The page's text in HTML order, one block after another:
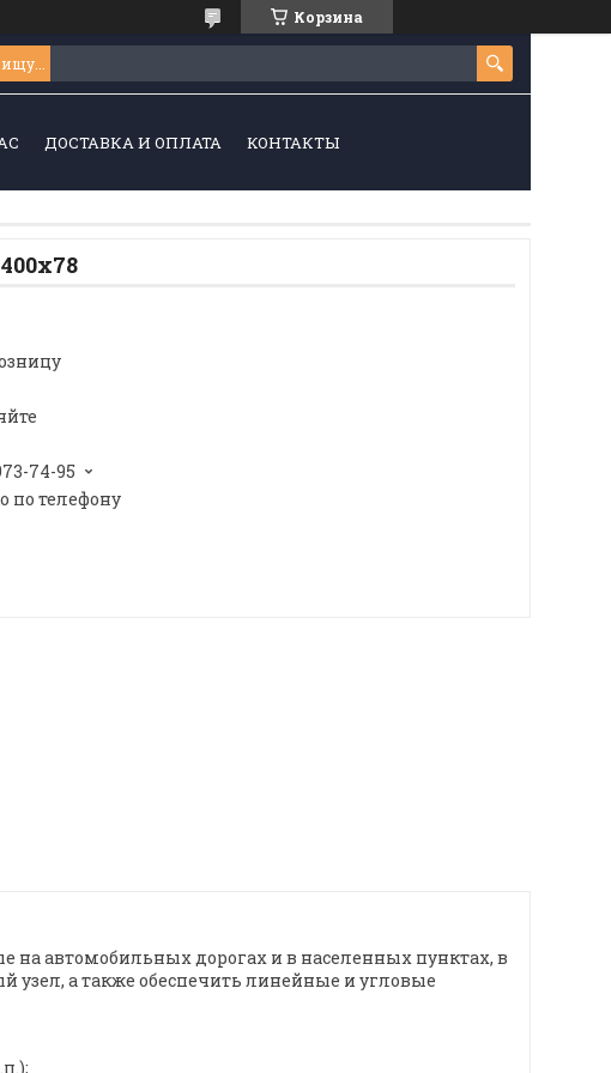
Корзина
ДОСТАВКА И ОПЛАТА КОНТАКТЫ
74-95
по телефону
на автомобильных дорогах и в населенных пунктах, в
узел, а также обеспечить линейные и угловые